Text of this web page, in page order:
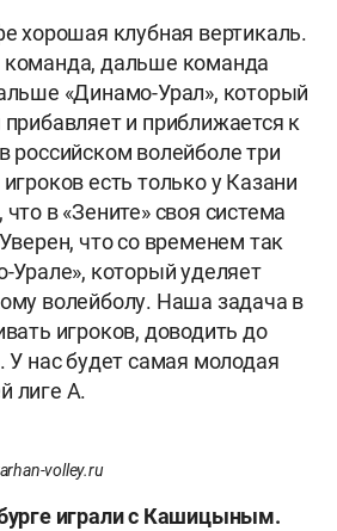
хорошая клубная вертикаль.
дальше команда
«Динамо-Урал», который
и приближается к
российском волейболе три
есть только у Казани
в «Зените» своя система
что со временем так
Урале», который уделяет
волейболу. Наша задача в
игроков, доводить до
У нас будет самая молодая
лиге А.
volley.ru
играли с Кашицыным.